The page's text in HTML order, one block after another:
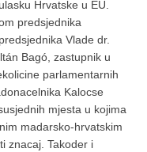
Hrvatske u EU.
predsjednika
Vlade dr.
Bagó, zastupnik u
parlamentarnih
Kalocse
mjesta u kojima
madarsko-hrvatskim
znacaj. Takoder i